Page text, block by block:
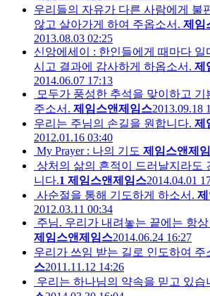
우리들의 자유가 다른 사람에게 불
않고 살아가게 하여 주옵소서. 제임
2013.08.03 02:25
신앙에세이 : 한인들에게 때마다
시고 결과에 감사하게 하옵소서. 제
2014.06.07 17:13
모두가 풍성한 추석을 맞이하고 기
주소서. 제임스앤제임스2013.09.18
우리는 주님의 손길을 원합니다. 제
2012.01.16 03:40
My Prayer : 나의 기도 제임스앤제
상처의 삶의 흔적이 드러날지라도
니다.1 제임스앤제임스2014.04.01
사순절을 통해 기도하게 하소서.
2012.03.11 00:34
주님. 우리가 내려놓는 끝에는 항
제임스앤제임스2014.06.24 16:27
우리가 쓰임 받는 길로 인도하여 주
스2011.11.12 14:26
우리는 하나님의 약속을 믿고 있습